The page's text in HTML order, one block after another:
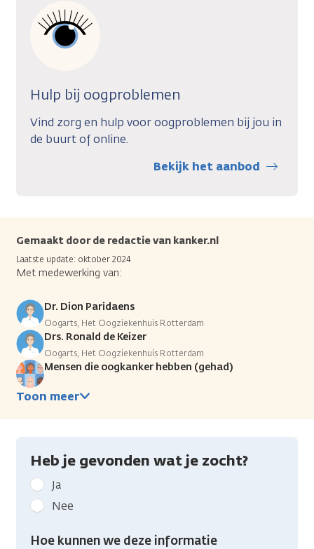
Hulp bij oogproblemen
Vind zorg en hulp voor oogproblemen bij jou in
de buurt of online.
Bekijk het aanbod
Gemaakt door de redactie van kanker.nl
Laatste update: oktober 2024
Met medewerking van:
Dr. Dion Paridaens
Oogarts, Het Oogziekenhuis Rotterdam
Drs. Ronald de Keizer
Oogarts, Het Oogziekenhuis Rotterdam
Mensen die oogkanker hebben (gehad)
Toon meer
Heb je gevonden wat je zocht?
Geef
kanker.nl
feedback:
Heb
Ja
Nee
Hoe kunnen we deze informatie